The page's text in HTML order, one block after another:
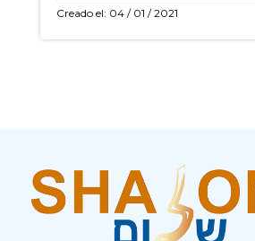
Creado el: 04 / 01 / 2021